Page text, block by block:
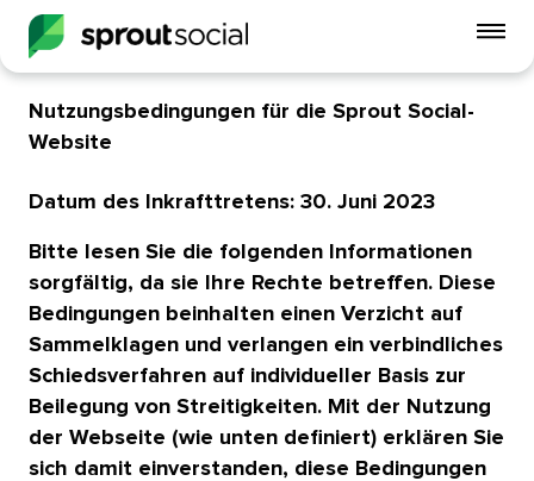
Nutzungsbedingungen für die Sprout Social-
Website​​
Datum des Inkrafttretens: 30. Juni 2023​​
Bitte lesen Sie die folgenden Informationen
sorgfältig, da sie Ihre Rechte betreffen. Diese
Bedingungen beinhalten einen Verzicht auf
Sammelklagen und verlangen ein verbindliches
Schiedsverfahren auf individueller Basis zur
Beilegung von Streitigkeiten. Mit der Nutzung
der Webseite (wie unten definiert) erklären Sie
sich damit einverstanden, diese Bedingungen